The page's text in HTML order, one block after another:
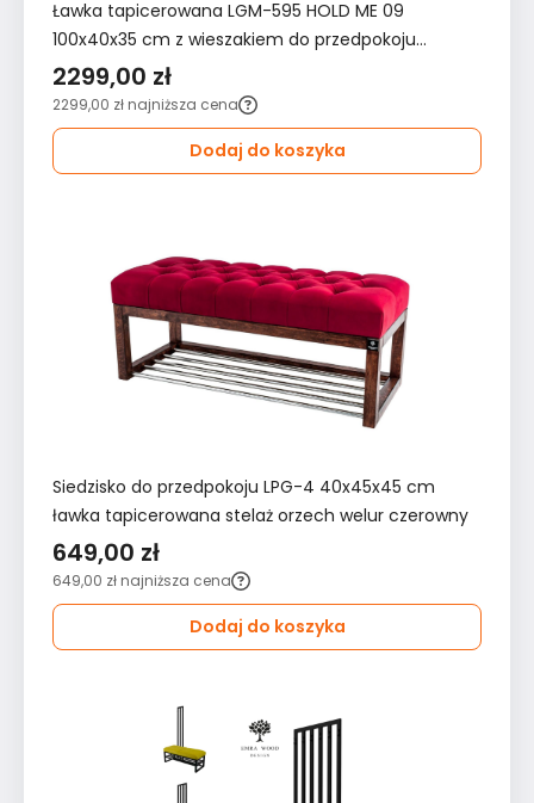
Ławka tapicerowana LGM-595 HOLD ME 09
100x40x35 cm z wieszakiem do przedpokoju
pomarańczowa
2299,00 zł
2299,00 zł najniższa cena
Dodaj do koszyka
Siedzisko do przedpokoju LPG-4 40x45x45 cm
ławka tapicerowana stelaż orzech welur czerowny
649,00 zł
649,00 zł najniższa cena
Dodaj do koszyka